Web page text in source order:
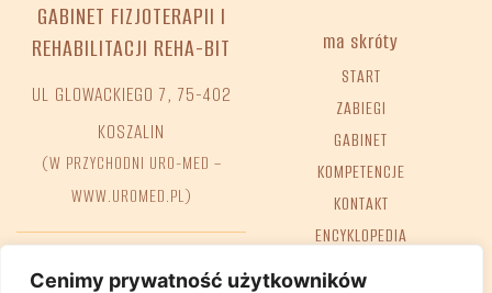
Cenimy prywatność użytkowników
GABINET FIZJOTERAPII I
REHABILITACJI REHA-BIT
UL GLOWACKIEGO 7, 75-402
KOSZALIN
(W PRZYCHODNI URO-MED –
WWW.UROMED.PL)
Tel. +48 698 68 02 38
ma skróty
START
ZABIEGI
GABINET
KOMPETENCJE
KONTAKT
ENCYKLOPEDIA